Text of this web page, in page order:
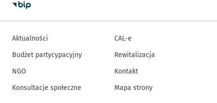
Aktualności
Budżet partycypacyjny
NGO
Konsultacje społeczne
CAL-e
Rewitalizacja
Kontakt
Mapa strony